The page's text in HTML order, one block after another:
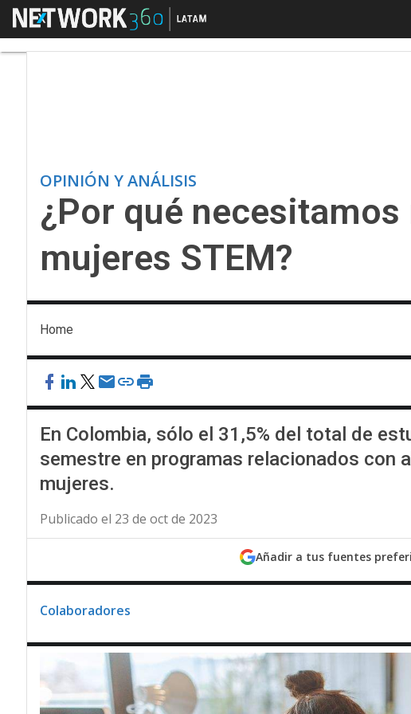
Menú
OPINIÓN Y ANÁLISIS
¿Por qué
mujeres STEM?
Home
En Colombia, sólo el 31,5% del total de
semestre en programas relacionados con
mujeres.
Publicado el 23 de oct de 2023
Añadir a tus fuentes
Colaboradores